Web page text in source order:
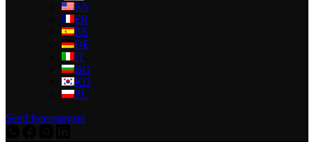
EN
FR
ES
DE
IT
BG
KO
PL
Send forespørgsel